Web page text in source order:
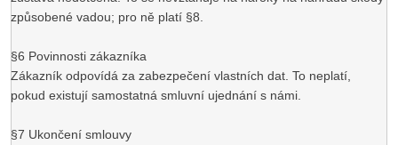
způsobené vadou; pro ně platí §8.
§6 Povinnosti zákazníka
Zákazník odpovídá za zabezpečení vlastních dat. To neplatí,
pokud existují samostatná smluvní ujednání s námi.
§7 Ukončení smlouvy